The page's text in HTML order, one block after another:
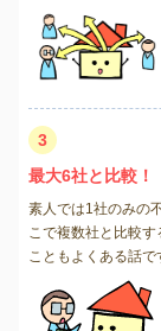
3
最大6社と比較！
素人では1社のみの
こで複数社と比較
こともよくある話で